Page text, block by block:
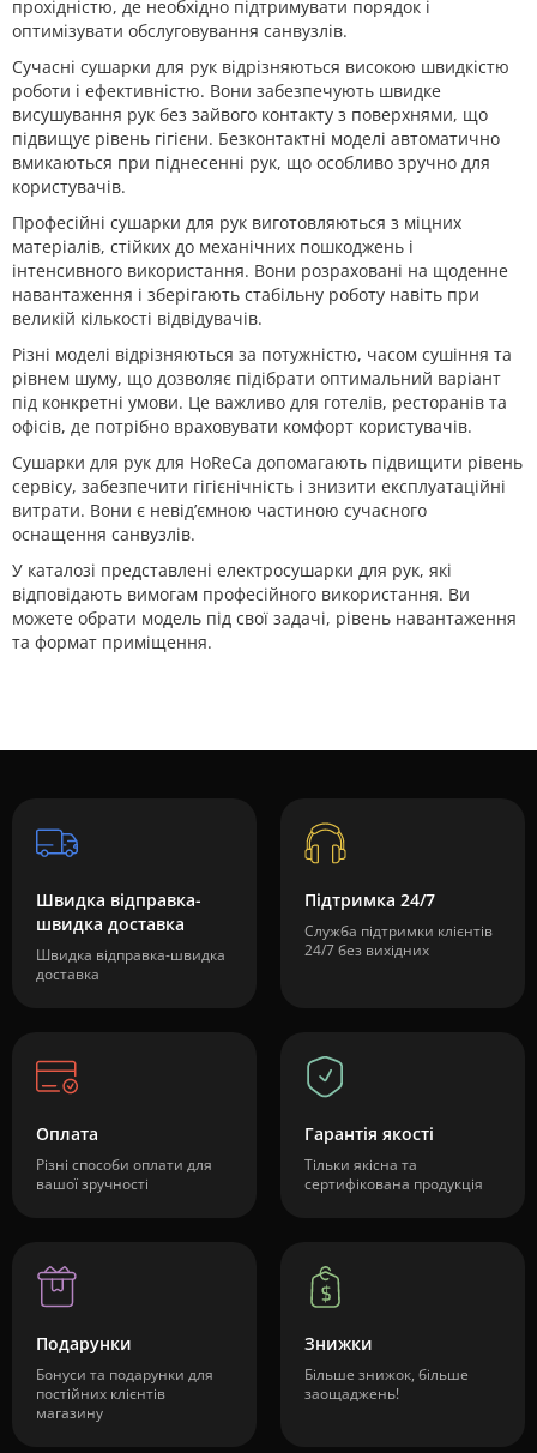
прохідністю, де необхідно підтримувати порядок і
оптимізувати обслуговування санвузлів.
Сучасні сушарки для рук відрізняються високою швидкістю
роботи і ефективністю. Вони забезпечують швидке
висушування рук без зайвого контакту з поверхнями, що
підвищує рівень гігієни. Безконтактні моделі автоматично
вмикаються при піднесенні рук, що особливо зручно для
користувачів.
Професійні сушарки для рук виготовляються з міцних
матеріалів, стійких до механічних пошкоджень і
інтенсивного використання. Вони розраховані на щоденне
навантаження і зберігають стабільну роботу навіть при
великій кількості відвідувачів.
Різні моделі відрізняються за потужністю, часом сушіння та
рівнем шуму, що дозволяє підібрати оптимальний варіант
під конкретні умови. Це важливо для готелів, ресторанів та
офісів, де потрібно враховувати комфорт користувачів.
Сушарки для рук для HoReCa допомагають підвищити рівень
сервісу, забезпечити гігієнічність і знизити експлуатаційні
витрати. Вони є невід’ємною частиною сучасного
оснащення санвузлів.
У каталозі представлені електросушарки для рук, які
відповідають вимогам професійного використання. Ви
можете обрати модель під свої задачі, рівень навантаження
та формат приміщення.
Швидка відправка-
швидка доставка
Швидка відправка-швидка
доставка
Підтримка 24/7
Служба підтримки клієнтів
24/7 без вихідних
Оплата
Різні способи оплати для
вашої зручності
Гарантія якості
Тільки якісна та
сертифікована продукція
Подарунки
Бонуси та подарунки для
постійних клієнтів
магазину
Знижки
Більше знижок, більше
заощаджень!